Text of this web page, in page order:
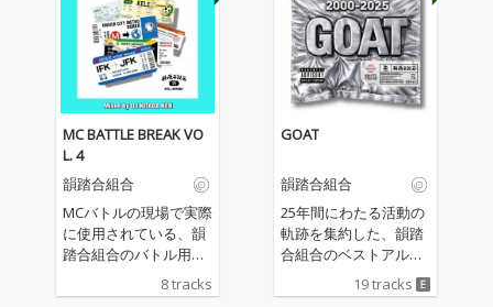
MC BATTLE BREAK VO
L. 4
韻踏合組合
MCバトルの現場で実際
に使用されている、韻
踏合組合のバトル用ト
ラックシリーズ第4弾
『MC BATTLE BREAK V
8 tracks
GOAT
韻踏合組合
25年間にわたる活動の
軌跡を集約した、韻踏
合組合のベストアルバ
ム『GOAT (Greatest O
f All Time)』。 「一網
19 tracks